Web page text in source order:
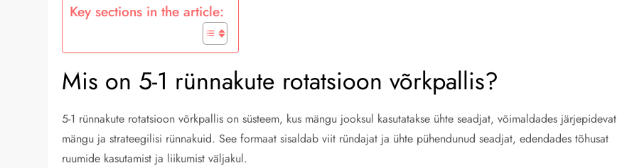
Key sections in the article:
Mis on 5-1 rünnakute rotatsioon võrkpallis?
5-1 rünnakute rotatsioon võrkpallis on süsteem, kus mängu jooksul kasutatakse ühte seadjat, võimaldades järjepidevat
mängu ja strateegilisi rünnakuid. See formaat sisaldab viit ründajat ja ühte pühendunud seadjat, edendades tõhusat
ruumide kasutamist ja liikumist väljakul.